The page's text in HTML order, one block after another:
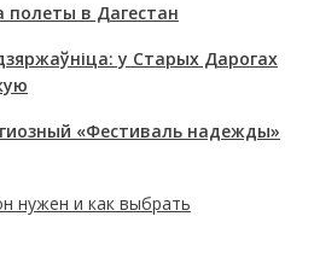
полеты в Дагестан
у Старых Дарогах
«Фестиваль надежды»
нужен и как выбрать